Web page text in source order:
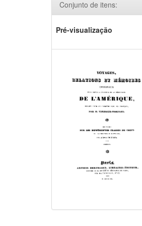
Conjunto de itens:
Pré-visualização